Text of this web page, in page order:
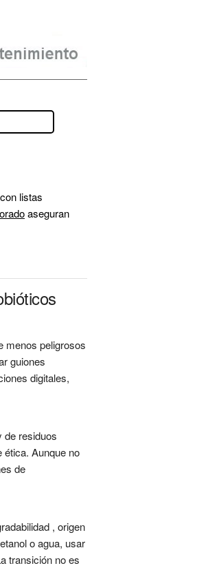
listas
aseguran
menos peligrosos
guiones
digitales,
de residuos
ética. Aunque no
de
, origen
o agua, usar
transición no es